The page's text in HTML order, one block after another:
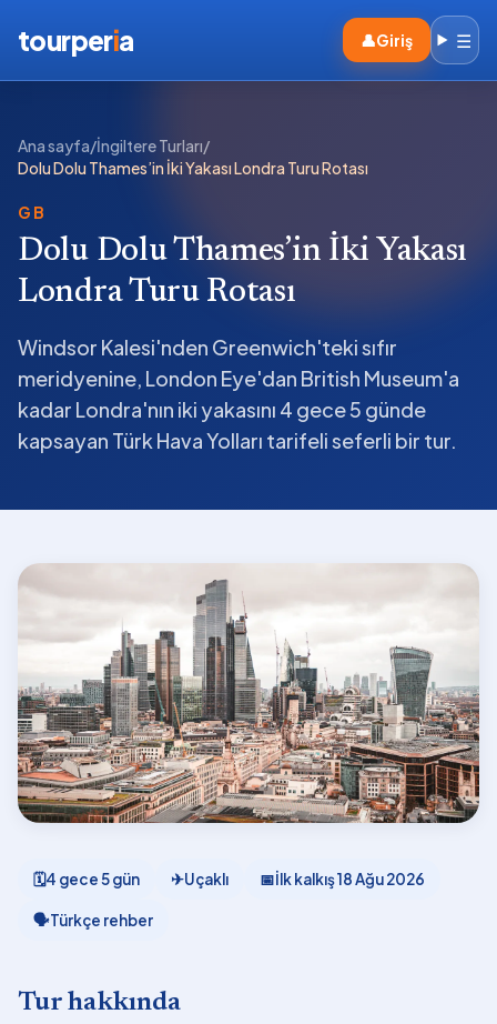
tourperia 👤Giriş ☰
Ana sayfa/İngiltere Turları/
Dolu Dolu Thames’in İki Yakası Londra Turu Rotası
GB
Dolu Dolu Thames’in İki Yakası
Londra Turu Rotası
Windsor Kalesi'nden Greenwich'teki sıfır
meridyenine, London Eye'dan British Museum'a
kadar Londra'nın iki yakasını 4 gece 5 günde
kapsayan Türk Hava Yolları tarifeli seferli bir tur.
🗓4 gece 5 gün ✈Uçaklı 📅İlk kalkış18 Ağu 2026
🗣Türkçe rehber
Tur hakkında